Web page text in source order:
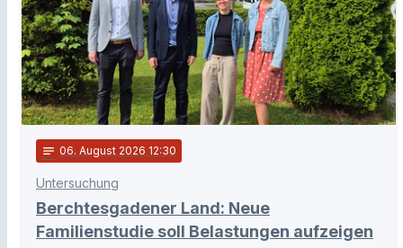
notes 06. August 2026 12:30
Untersuchung
Berchtesgadener Land: Neue
Familienstudie soll Belastungen aufzeigen